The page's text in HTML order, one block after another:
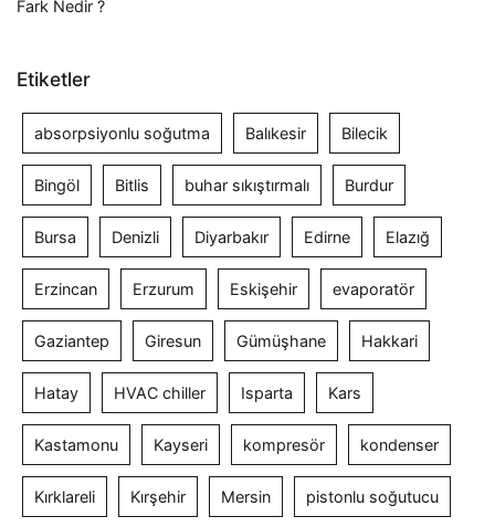
Fark Nedir ?
Etiketler
absorpsiyonlu soğutma Balıkesir Bilecik
Bingöl Bitlis buhar sıkıştırmalı Burdur
Bursa Denizli Diyarbakır Edirne Elazığ
Erzincan Erzurum Eskişehir evaporatör
Gaziantep Giresun Gümüşhane Hakkari
Hatay HVAC chiller Isparta Kars
Kastamonu Kayseri kompresör kondenser
Kırklareli Kırşehir Mersin pistonlu soğutucu